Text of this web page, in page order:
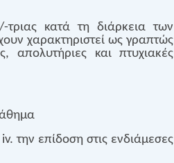
κατά τη διάρκεια των
χαρακτηριστεί ως γραπτώς
απολυτήριες και πτυχιακές
την επίδοση στις ενδιάμεσες